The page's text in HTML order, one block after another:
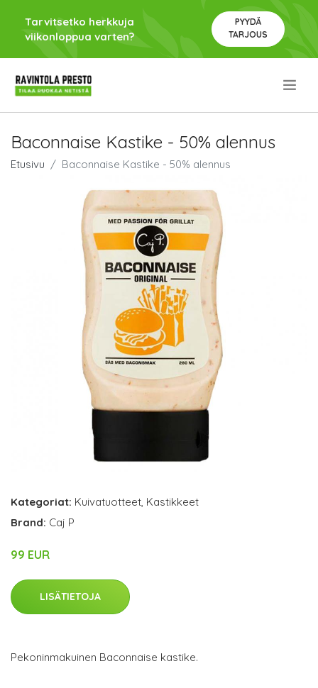
Tarvitsetko herkkuja
viikonloppua varten?
PYYDÄ
TARJOUS
Baconnaise Kastike - 50% alennus
Etusivu Baconnaise Kastike - 50% alennus
Kategoriat: Kuivatuotteet, Kastikkeet
Brand: Caj P
99 EUR
LISÄTIETOJA
Pekoninmakuinen Baconnaise kastike.